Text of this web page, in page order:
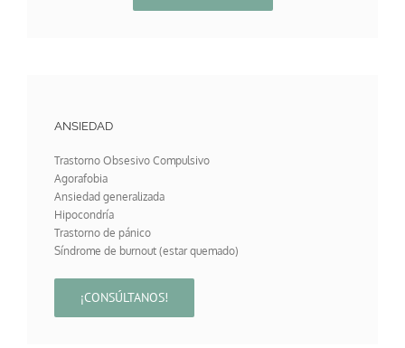
ANSIEDAD
Trastorno Obsesivo Compulsivo
Agorafobia
Ansiedad generalizada
Hipocondría
Trastorno de pánico
Síndrome de burnout (estar quemado)
¡CONSÚLTANOS!